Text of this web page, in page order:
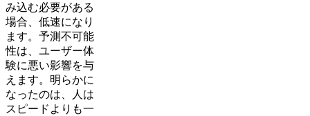
み込む必要がある
場合、低速になり
ます。予測不可能
性は、ユーザー体
験に悪い影響を与
えます。明らかに
なったのは、人は
スピードよりも一